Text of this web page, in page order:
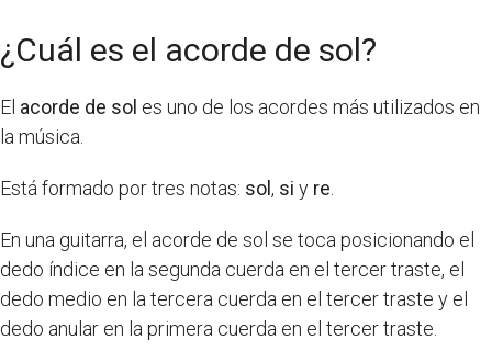
¿Cuál es el acorde de sol?
El acorde de sol es uno de los acordes más utilizados en
la música.
Está formado por tres notas: sol, si y re.
En una guitarra, el acorde de sol se toca posicionando el
dedo índice en la segunda cuerda en el tercer traste, el
dedo medio en la tercera cuerda en el tercer traste y el
dedo anular en la primera cuerda en el tercer traste.